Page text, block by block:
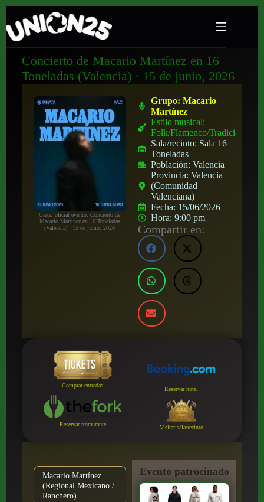
Concierto de Macario Martínez en 16
Toneladas (Valencia) · 15 de junio, 2026
Cartel oficial evento: Concierto de
Macario Martínez en 16 Toneladas
(Valencia) · 15 de junio, 2026
Grupo:Macario
Martínez
Estilo musical:
Folk/Flamenco/Tradicional
Sala/recinto: Sala 16
Toneladas
Población:Valencia
Provincia:Valencia
(Comunidad
Valenciana)
Fecha: 15/06/2026
Hora:9:00 pm
Compartir en:
Comprar entradas
Reservar hotel
Reservar restaurante Visitar sala/recinto
Macario Martínez
(Regional Mexicano /
Ranchero)
Evento patrocinado
por: